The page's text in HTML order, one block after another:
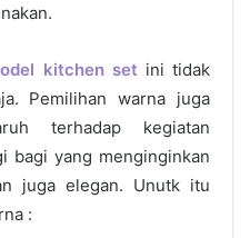
kitchen set ini tidak
Pemilihan warna juga
terhadap kegiatan
bagi yang menginginkan
juga elegan. Unutk itu
: